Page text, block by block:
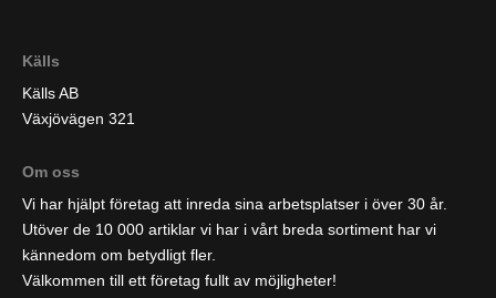
Källs
Källs AB
Växjövägen 321
Om oss
Vi har hjälpt företag att inreda sina arbetsplatser i över 30 år.
Utöver de 10 000 artiklar vi har i vårt breda sortiment har vi
kännedom om betydligt fler.
Välkommen till ett företag fullt av möjligheter!